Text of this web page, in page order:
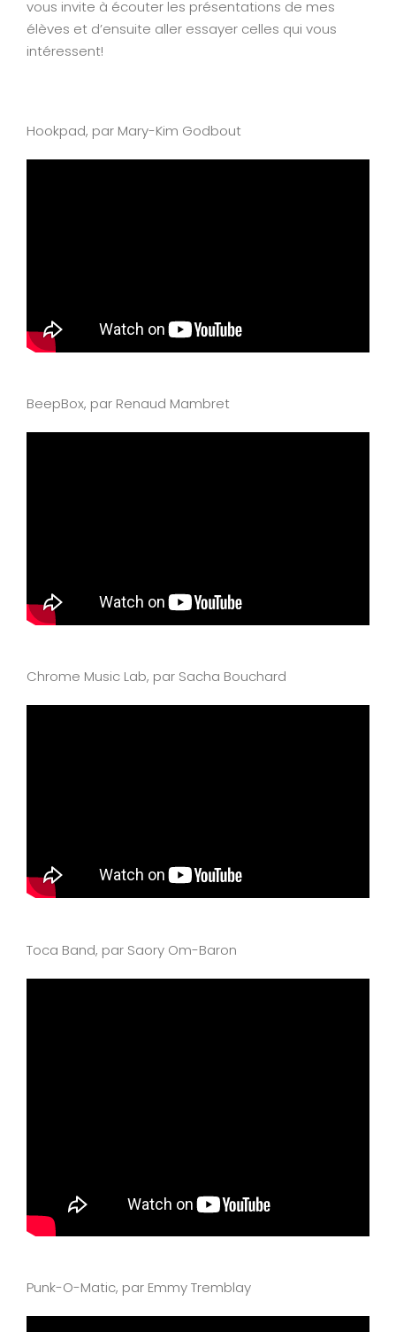
vous invite à écouter les présentations de mes
élèves et d’ensuite aller essayer celles qui vous
intéressent!
Hookpad, par Mary-Kim Godbout
BeepBox, par Renaud Mambret
Chrome Music Lab, par Sacha Bouchard
Toca Band, par Saory Om-Baron
Punk-O-Matic, par Emmy Tremblay